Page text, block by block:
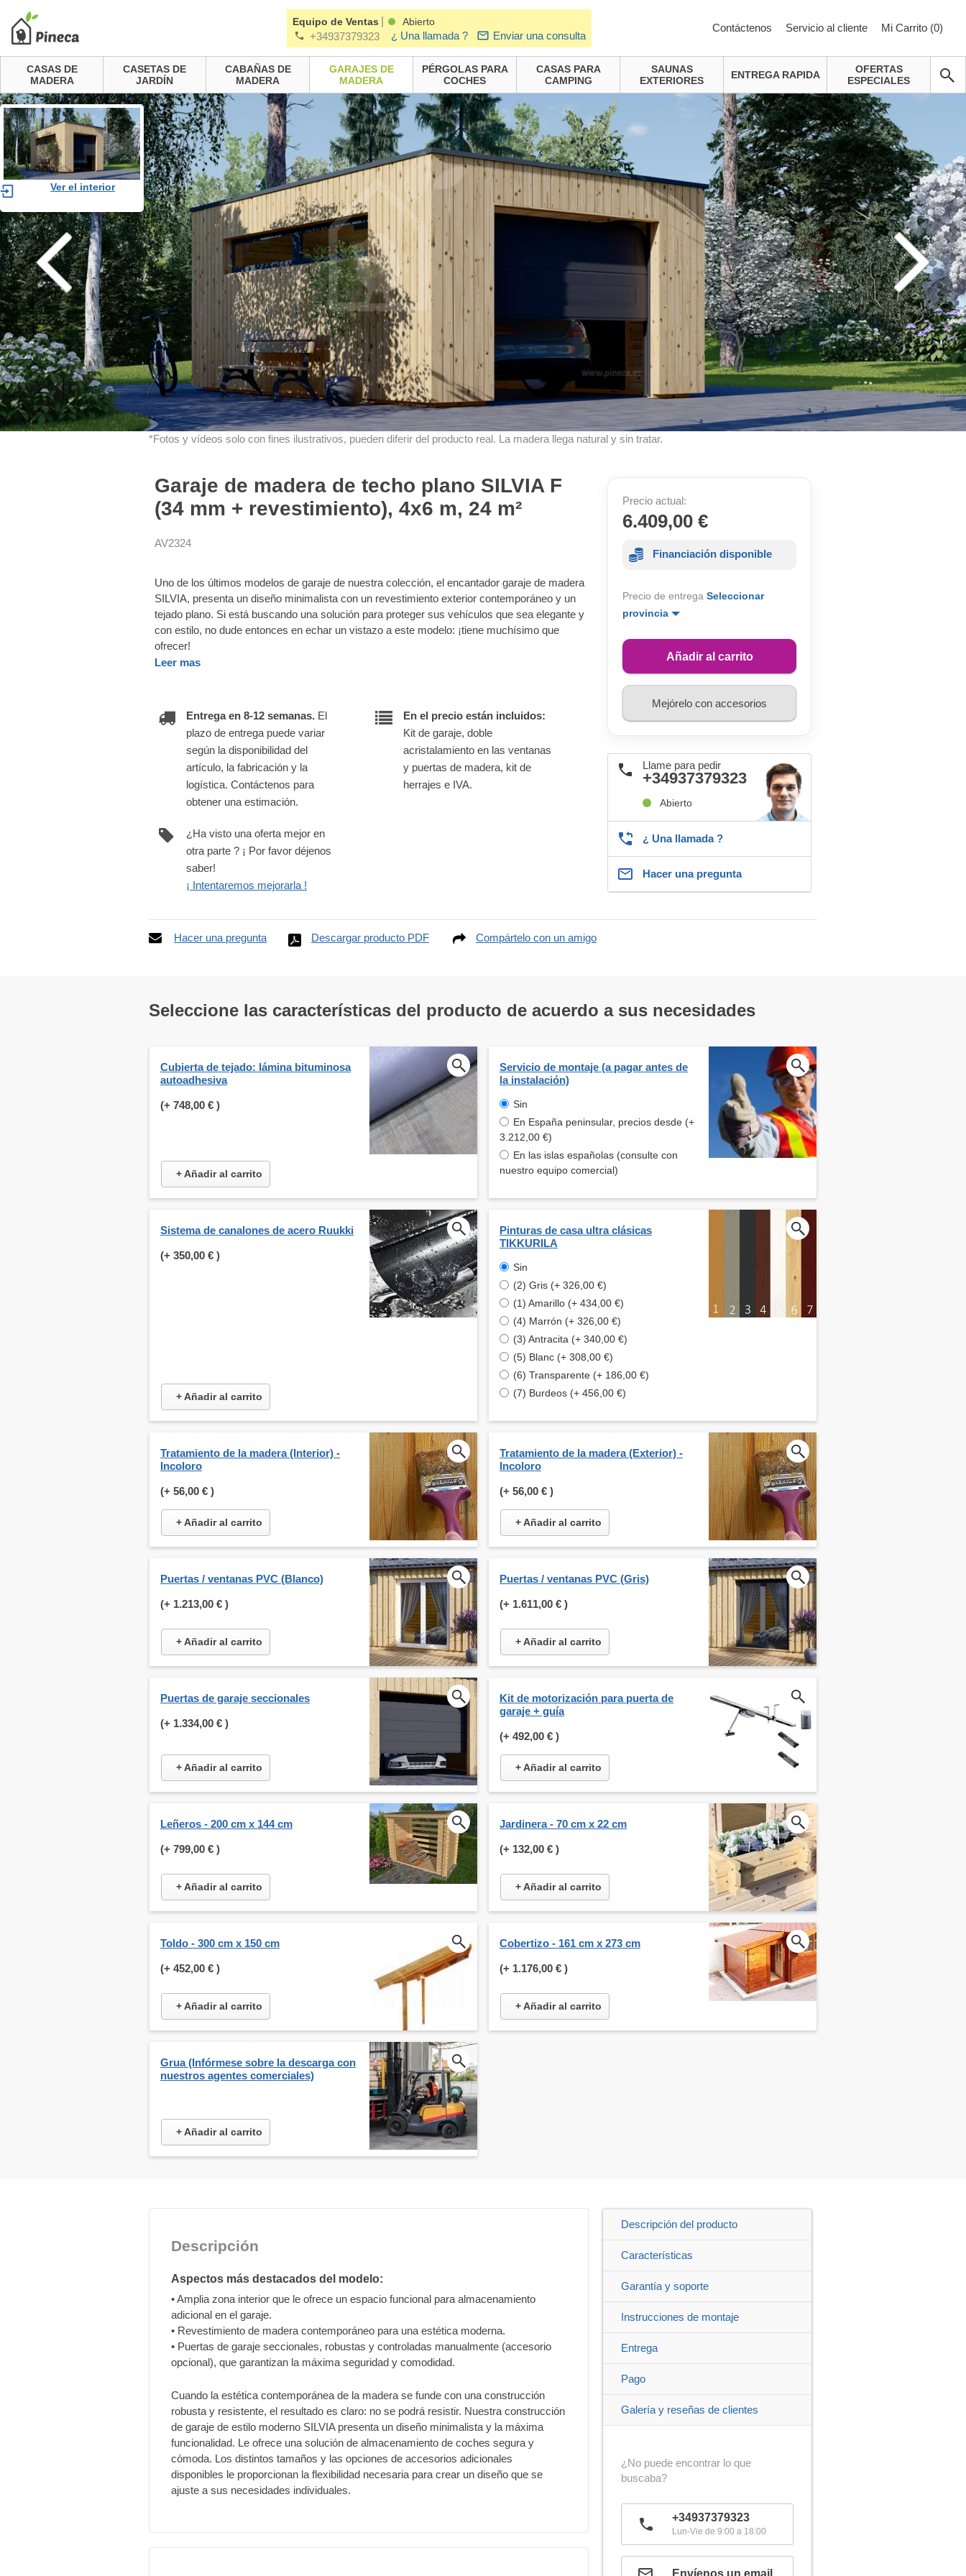
Equipo de Ventas Abierto
+34937379323 ¿ Una llamada ? Enviar una consulta
Contáctenos Servicio al cliente Mi Carrito (0)
CASAS DE
MADERA
CASETAS DE
JARDÍN
CABAÑAS DE
MADERA
GARAJES DE
MADERA
PÉRGOLAS PARA
COCHES
CASAS PARA
CAMPING
SAUNAS
EXTERIORES
ENTREGA RAPIDA
OFERTAS
ESPECIALES
Ver el interior
*Fotos y vídeos solo con fines ilustrativos, pueden diferir del producto real. La madera llega natural y sin tratar.
Garaje de madera de techo plano SILVIA F
(34 mm + revestimiento), 4x6 m, 24 m²
AV2324
Uno de los últimos modelos de garaje de nuestra colección, el encantador garaje de madera
SILVIA, presenta un diseño minimalista con un revestimiento exterior contemporáneo y un
tejado plano. Si está buscando una solución para proteger sus vehículos que sea elegante y
con estilo, no dude entonces en echar un vistazo a este modelo: ¡tiene muchísimo que
ofrecer!
Leer mas
Entrega en 8-12 semanas. El
plazo de entrega puede variar
según la disponibilidad del
artículo, la fabricación y la
logística. Contáctenos para
obtener una estimación.
En el precio están incluidos:
Kit de garaje, doble
acristalamiento en las ventanas
y puertas de madera, kit de
herrajes e IVA.
¿Ha visto una oferta mejor en
otra parte ? ¡ Por favor déjenos
saber!
¡ Intentaremos mejorarla !
Precio actual:
6.409,00 €
Financiación disponible
Precio de entrega Seleccionar
provincia
Añadir al carrito
Mejórelo con accesorios
Llame para pedir
+34937379323
Abierto
¿ Una llamada ?
Hacer una pregunta
Hacer una pregunta Descargar producto PDF Compártelo con un amigo
Seleccione las características del producto de acuerdo a sus necesidades
Cubierta de tejado: lámina bituminosa
autoadhesiva
(+ 748,00 € )
+ Añadir al carrito
Servicio de montaje (a pagar antes de
la instalación)
Sin
En España peninsular, precios desde (+
3.212,00 €)
En las islas españolas (consulte con
nuestro equipo comercial)
Sistema de canalones de acero Ruukki
(+ 350,00 € )
+ Añadir al carrito
Pinturas de casa ultra clásicas
TIKKURILA
Sin
(2) Gris (+ 326,00 €)
(1) Amarillo (+ 434,00 €)
(4) Marrón (+ 326,00 €)
(3) Antracita (+ 340,00 €)
(5) Blanc (+ 308,00 €)
(6) Transparente (+ 186,00 €)
(7) Burdeos (+ 456,00 €)
Tratamiento de la madera (Interior) -
Incoloro
(+ 56,00 € )
+ Añadir al carrito
Tratamiento de la madera (Exterior) -
Incoloro
(+ 56,00 € )
+ Añadir al carrito
Puertas / ventanas PVC (Blanco)
(+ 1.213,00 € )
+ Añadir al carrito
Puertas / ventanas PVC (Gris)
(+ 1.611,00 € )
+ Añadir al carrito
Puertas de garaje seccionales
(+ 1.334,00 € )
+ Añadir al carrito
Kit de motorización para puerta de
garaje + guía
(+ 492,00 € )
+ Añadir al carrito
Leñeros - 200 cm x 144 cm
(+ 799,00 € )
+ Añadir al carrito
Jardinera - 70 cm x 22 cm
(+ 132,00 € )
+ Añadir al carrito
Toldo - 300 cm x 150 cm
(+ 452,00 € )
+ Añadir al carrito
Cobertizo - 161 cm x 273 cm
(+ 1.176,00 € )
+ Añadir al carrito
Grua (Infórmese sobre la descarga con
nuestros agentes comerciales)
+ Añadir al carrito
Descripción
Aspectos más destacados del modelo:
• Amplia zona interior que le ofrece un espacio funcional para almacenamiento
adicional en el garaje.
• Revestimiento de madera contemporáneo para una estética moderna.
• Puertas de garaje seccionales, robustas y controladas manualmente (accesorio
opcional), que garantizan la máxima seguridad y comodidad.
Cuando la estética contemporánea de la madera se funde con una construcción
robusta y resistente, el resultado es claro: no se podrá resistir. Nuestra construcción
de garaje de estilo moderno SILVIA presenta un diseño minimalista y la máxima
funcionalidad. Le ofrece una solución de almacenamiento de coches segura y
cómoda. Los distintos tamaños y las opciones de accesorios adicionales
disponibles le proporcionan la flexibilidad necesaria para crear un diseño que se
ajuste a sus necesidades individuales.
Descripción del producto
Características
Garantía y soporte
Instrucciones de montaje
Entrega
Pago
Galería y reseñas de clientes
¿No puede encontrar lo que
buscaba?
+34937379323
Lun-Vie de 9:00 a 18:00